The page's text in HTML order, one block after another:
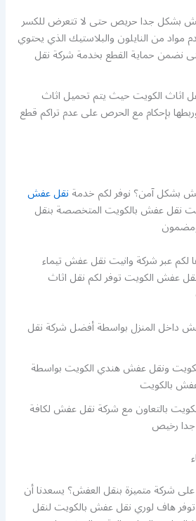
بشكل جدا حريص حتى لا تتعرض للكسر
من النايلون والبلاستيك الذي يحتوي
نضمن حماية القطع بخدمة شركة نقل
اثاث الكويت حيث يتم تحميل اثاث
بإحكام مع الحرص على عدم تراكم قطع
بشكل آمن؟ نوفر لكم خدمةنقل عفش
نقل عفش بالكويت المتخصصة بنقل
لكم عبر شركة وانيت نقل عفش تيماء
عفش الكويت توفر لكم نقل اثاث
داخل المنزل بواسطة أفضل شركة نقل
ونقل عفش هندي الكويت بواسطة
بالكويت
بالتعاون مع شركة نقل عفش لكافة
رخيص
شركة متميزة بنقل العفش؟ يسعدنا أن
توفر هاف لوري نقل عفش بالكويت لنقل